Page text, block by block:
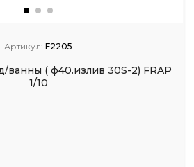
Артикул: F2205
ванны ( ф40.излив 30S-2) FRAP
1/10